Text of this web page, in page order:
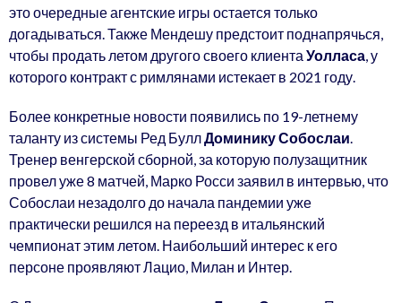
это очередные агентские игры остается только
догадываться. Также Мендешу предстоит поднапрячься,
чтобы продать летом другого своего клиента Уолласа , у
которого контракт с римлянами истекает в 2021 году.
Более конкретные новости появились по 19-летнему
таланту из системы Ред Булл Доминику Собослаи
Тренер венгерской сборной, за которую полузащитник
провел уже 8 матчей, Марко Росси заявил в интервью, что
Собослаи незадолго до начала пандемии уже
практически решился на переезд в итальянский
чемпионат этим летом. Наибольший интерес к его
персоне проявляют Лацио, Милан и Интер.